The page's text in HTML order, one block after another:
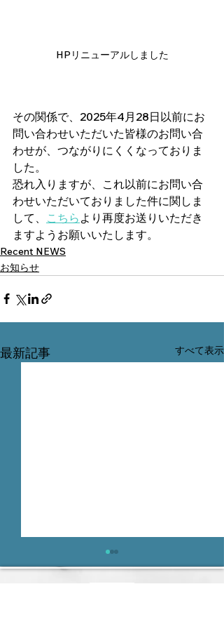
HPリニューアルしました
その関係で、2025年4月28日以前にお
問い合わせいただいた皆様のお問い合
わせが、つながりにくくなっておりま
した。
恐れ入りますが、これ以前にお問い合
わせいただいておりました件に関しま
して、 こちら より再度お送りいただき
ますようお願いいたします。
Recent NEWS
お知らせ
最新記事 すべて表示